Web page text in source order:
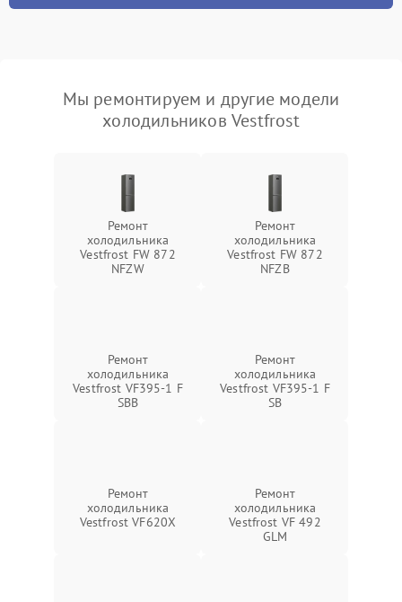
Мы ремонтируем и другие модели
холодильников Vestfrost
Ремонт
холодильника
Vestfrost FW 872
NFZW
Ремонт
холодильника
Vestfrost FW 872
NFZВ
Ремонт
холодильника
Vestfrost VF395-1 F
SBB
Ремонт
холодильника
Vestfrost VF395-1 F
SB
Ремонт
холодильника
Vestfrost VF620X
Ремонт
холодильника
Vestfrost VF 492
GLM